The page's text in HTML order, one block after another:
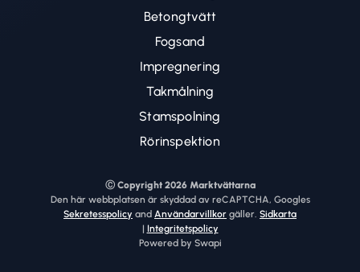
Betongtvätt
Fogsand
Impregnering
Takmålning
Stamspolning
Rörinspektion
Ⓒ Copyright 2026 Marktvättarna
Den här webbplatsen är skyddad av reCAPTCHA, Googles
Sekretesspolicy and Användarvillkor gäller. Sidkarta
| Integritetspolicy
Powered by Swapi